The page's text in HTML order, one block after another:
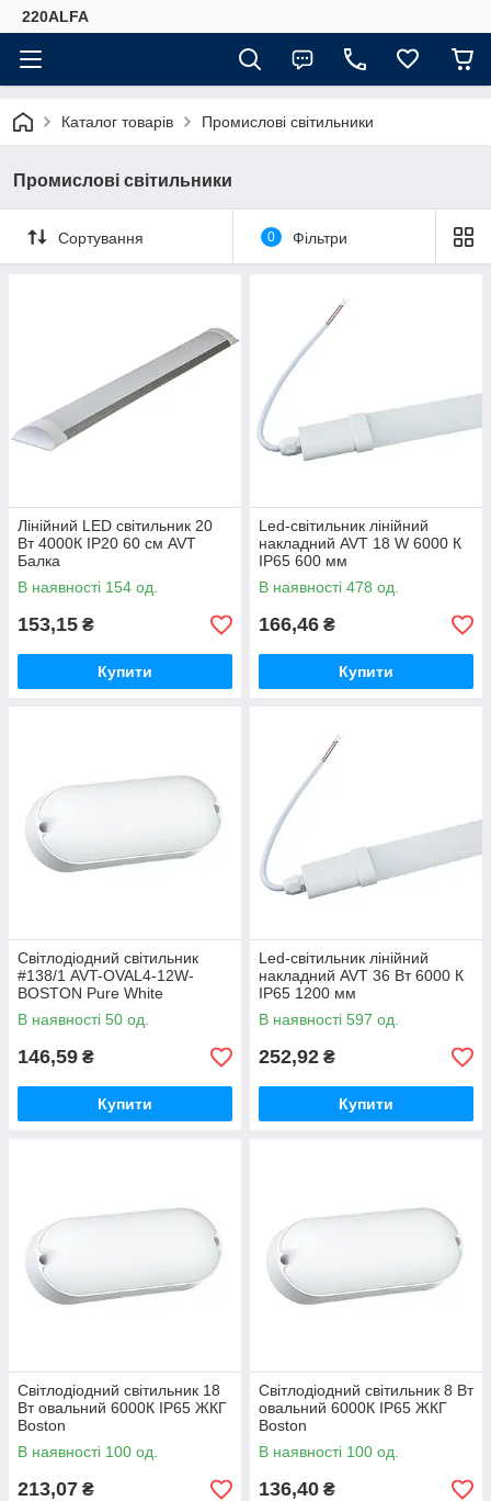
220ALFA
Каталог товарів Промислові світильники
Промислові світильники
Сортування 0 Фільтри
Лінійний LED світильник 20
Вт 4000К IP20 60 см AVT
Балка
В наявності 154 од.
153,15 ₴
Купити
Led-світильник лінійний
накладний AVT 18 W 6000 К
IP65 600 мм
В наявності 478 од.
166,46 ₴
Купити
Світлодіодний світильник
#138/1 AVT-OVAL4-12W-
BOSTON Pure White
В наявності 50 од.
146,59 ₴
Купити
Led-світильник лінійний
накладний AVT 36 Вт 6000 К
IP65 1200 мм
В наявності 597 од.
252,92 ₴
Купити
Світлодіодний світильник 18
Вт овальний 6000К IP65 ЖКГ
Boston
В наявності 100 од.
213,07 ₴
Світлодіодний світильник 8 Вт
овальний 6000К IP65 ЖКГ
Boston
В наявності 100 од.
136,40 ₴